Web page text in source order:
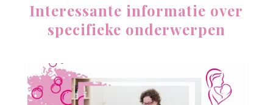
Interessante informatie over
specifieke onderwerpen